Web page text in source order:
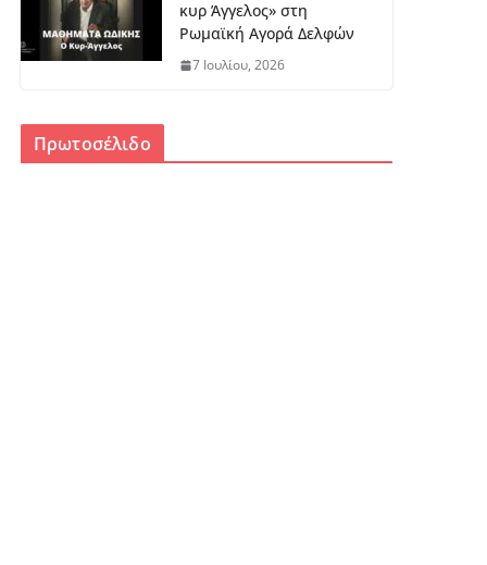
κυρ Άγγελος» στη
Ρωμαϊκή Αγορά Δελφών
7 Ιουλίου, 2026
Πρωτοσέλιδο